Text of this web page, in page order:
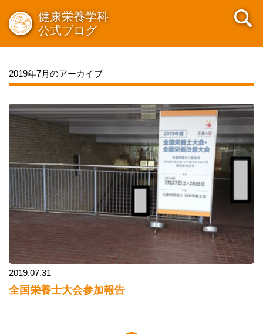
健康栄養学科
公式ブログ
2019年7月のアーカイブ
2019.07.31
全国栄養士大会参加報告